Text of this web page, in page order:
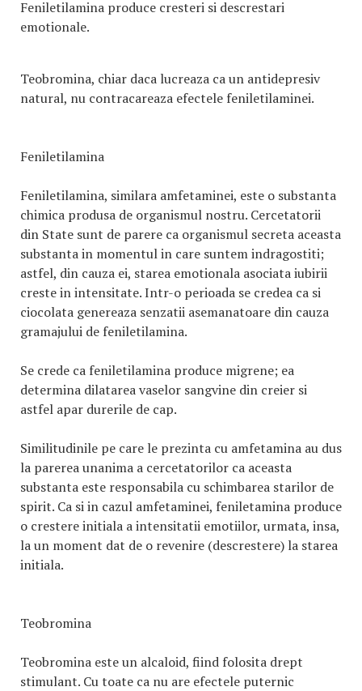
Feniletilamina produce cresteri si descrestari
emotionale.
Teobromina, chiar daca lucreaza ca un antidepresiv
natural, nu contracareaza efectele feniletilaminei.
Feniletilamina
Feniletilamina, similara amfetaminei, este o substanta
chimica produsa de organismul nostru. Cercetatorii
din State sunt de parere ca organismul secreta aceasta
substanta in momentul in care suntem indragostiti;
astfel, din cauza ei, starea emotionala asociata iubirii
creste in intensitate. Intr-o perioada se credea ca si
ciocolata genereaza senzatii asemanatoare din cauza
gramajului de feniletilamina.
Se crede ca feniletilamina produce migrene; ea
determina dilatarea vaselor sangvine din creier si
astfel apar durerile de cap.
Similitudinile pe care le prezinta cu amfetamina au dus
la parerea unanima a cercetatorilor ca aceasta
substanta este responsabila cu schimbarea starilor de
spirit. Ca si in cazul amfetaminei, feniletamina produce
o crestere initiala a intensitatii emotiilor, urmata, insa,
la un moment dat de o revenire (descrestere) la starea
initiala.
Teobromina
Teobromina este un alcaloid, fiind folosita drept
stimulant. Cu toate ca nu are efectele puternic